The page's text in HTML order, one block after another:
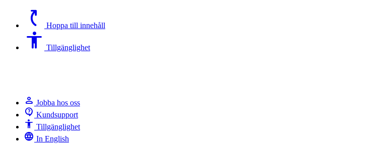
switch_access_shortcut Hoppa till innehåll
Accessibility Tillgänglighet
person Jobba hos oss
contact_support Kundsupport
Accessibility Tillgänglighet
language In English